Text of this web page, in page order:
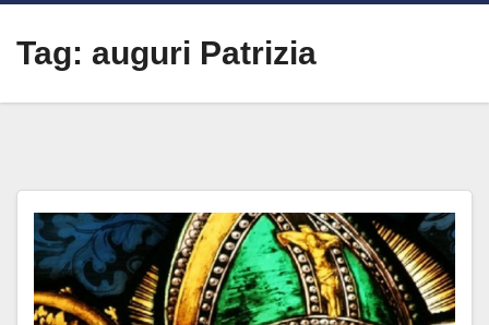
Tag: auguri Patrizia